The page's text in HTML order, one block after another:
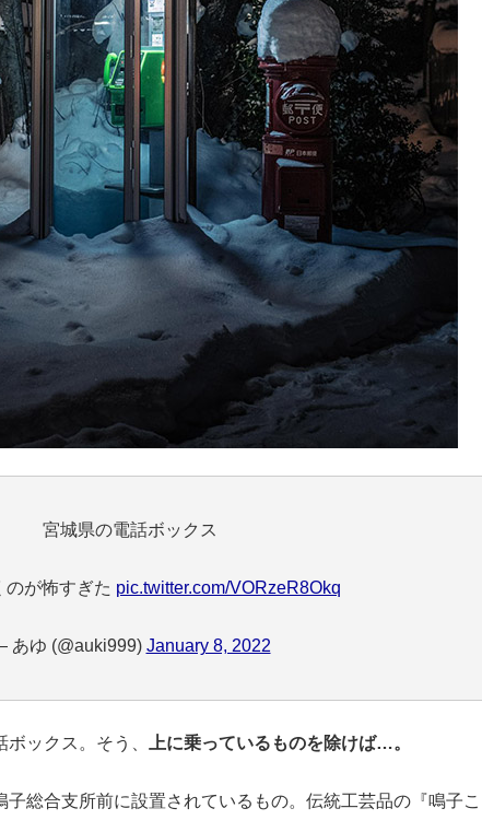
宮城県の電話ボックス
のが怖すぎた pic.twitter.com/VORzeR8Okq
あゆ (@auki999) January 8, 2022
ックス。そう、 上に乗っているものを除けば…。
子総合支所前に設置されているもの。伝統工芸品の『鳴子こ